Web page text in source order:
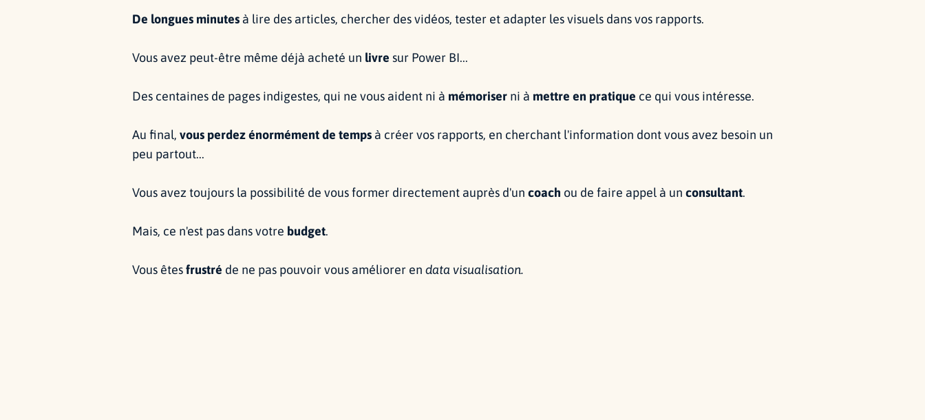
De longues minutes à lire des articles, chercher des vidéos, tester et adapter les visuels dans vos rapports.
Vous avez peut-être même déjà acheté un livre sur Power BI...
Des centaines de pages indigestes, qui ne vous aident ni à mémoriser ni à mettre en pratique ce qui vous intéresse.
Au final, vous perdez énormément de temps à créer vos rapports, en cherchant l'information dont vous avez besoin un
peu partout...
Vous avez toujours la possibilité de vous former directement auprès d'un coach ou de faire appel à un consultant.
Mais, ce n'est pas dans votre budget.
Vous êtesfrustré de ne pas pouvoir vous améliorer en data visualisation.